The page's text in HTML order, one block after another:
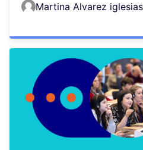
Martina Alvarez iglesias